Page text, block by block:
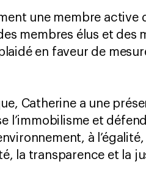
une membre active
membres élus et des
en faveur de
Catherine a une
l’immobilisme et
à
la transparence et la